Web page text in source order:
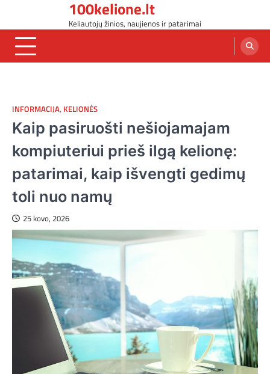
content
100kelione.lt
Keliautojų žinios, naujienos ir patarimai
INFORMACIJA, KELIONĖS
Kaip pasiruošti nešiojamajam
kompiuteriui prieš ilgą kelionę:
patarimai, kaip išvengti gedimų
toli nuo namų
25 kovo, 2026